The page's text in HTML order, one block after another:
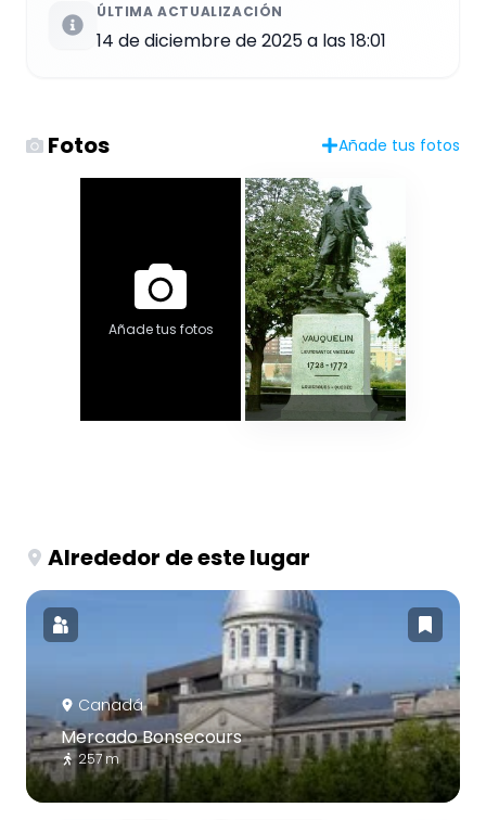
ÚLTIMA ACTUALIZACIÓN
14 de diciembre de 2025 a las 18:01
Fotos Añade tus fotos
Añade tus fotos
Alrededor de este lugar
Canadá
Mercado Bonsecours
257 m